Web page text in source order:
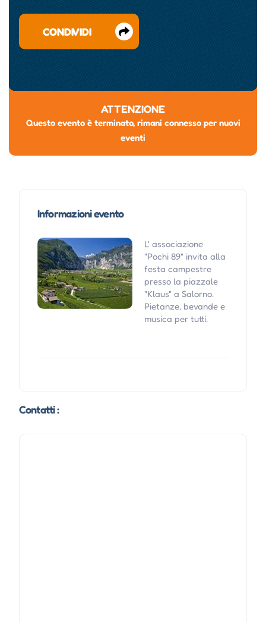
CONDIVIDI
ATTENZIONE
Questo evento è terminato, rimani connesso per nuovi
eventi
Informazioni evento
L' associazione
"Pochi 89" invita alla
festa campestre
presso la piazzale
"Klaus" a Salorno.
Pietanze, bevande e
musica per tutti.
Contatti :